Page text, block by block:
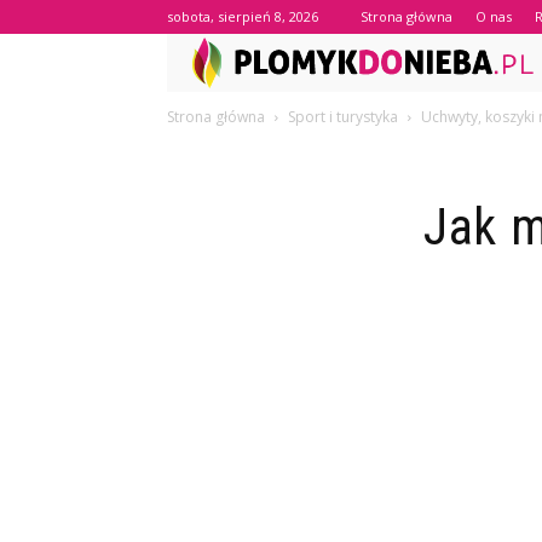
sobota, sierpień 8, 2026 Strona główna O nas
Strona główna Sport i turystyka Uchwyty,
Jak